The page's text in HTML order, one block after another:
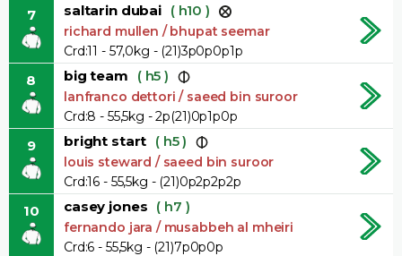
7 saltarin dubai ( h10 )
richard mullen / bhupat seemar
Crd:11 - 57,0kg - (21)3p0p0p1p
8 big team ( h5 )
lanfranco dettori / saeed bin suroor
Crd:8 - 55,5kg - 2p(21)0p1p0p
9 bright start ( h5 )
louis steward / saeed bin suroor
Crd:16 - 55,5kg - (21)0p2p2p2p
10 casey jones ( h7 )
fernando jara / musabbeh al mheiri
Crd:6 - 55,5kg - (21)7p0p0p